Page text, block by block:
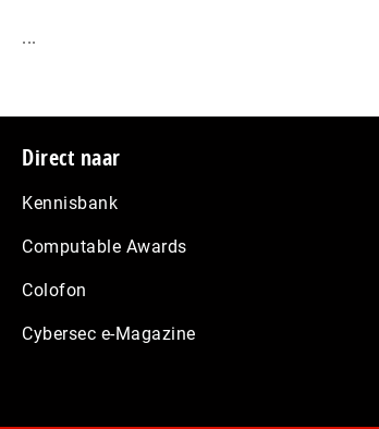
...
Footer
Direct naar
Kennisbank
Computable Awards
Colofon
Cybersec e-Magazine